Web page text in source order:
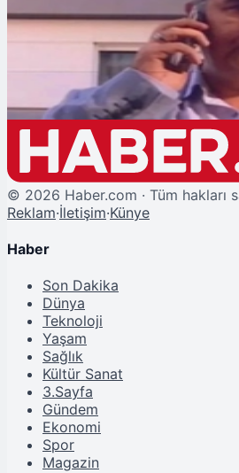
İBB Yöneticisi Erhan Karaal'ın
© 2026 Haber.com · Tüm hakları
Reklam·İletişim·Künye
Haber
Son Dakika
Dünya
Teknoloji
Yaşam
Sağlık
Kültür Sanat
3.Sayfa
Gündem
Ekonomi
Spor
Magazin